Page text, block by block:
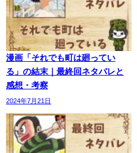
漫画「それでも町は廻ってい
る」の結末｜最終回ネタバレと
感想・考察
2024年7月21日